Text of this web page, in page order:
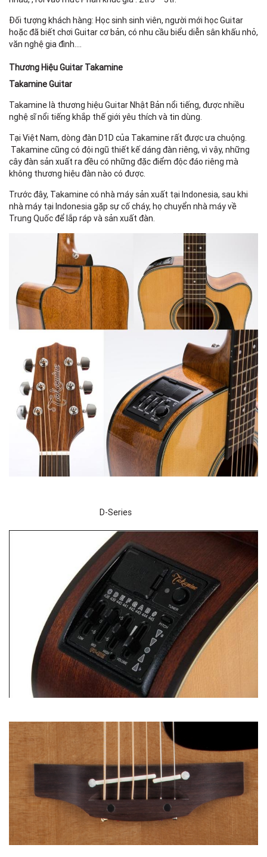
Đối tượng khách hàng: Học sinh sinh viên, người mới học Guitar
hoặc đã biết chơi Guitar cơ bản, có nhu cầu biểu diễn sân khấu nhỏ,
văn nghệ gia đình….
Thương Hiệu Guitar Takamine
Takamine Guitar
Takamine là thương hiệu Guitar Nhật Bản nổi tiếng, được nhiều
nghệ sĩ nổi tiếng khắp thế giới yêu thích và tin dùng.
Tại Việt Nam, dòng đàn D1D của Takamine rất được ưa chuộng.
Takamine cũng có đội ngũ thiết kế dáng đàn riêng, vì vậy, những
cây đàn sản xuất ra đều có những đặc điểm độc đáo riêng mà
không thương hiệu đàn nào có được.
Trước đây, Takamine có nhà máy sản xuất tại Indonesia, sau khi
nhà máy tại Indonesia gặp sự cố cháy, họ chuyển nhà máy về
Trung Quốc để lắp ráp và sản xuất đàn.
D-Series